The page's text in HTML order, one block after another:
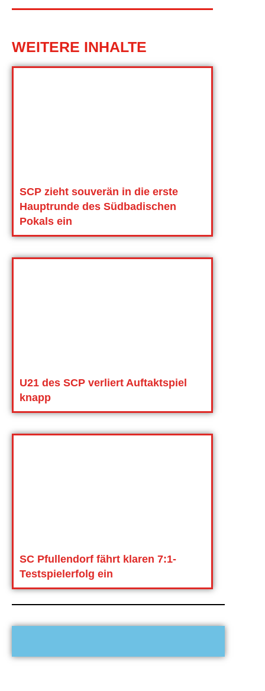
WEITERE INHALTE
SCP zieht souverän in die erste
Hauptrunde des Südbadischen
Pokals ein
U21 des SCP verliert Auftaktspiel
knapp
SC Pfullendorf fährt klaren 7:1-
Testspielerfolg ein